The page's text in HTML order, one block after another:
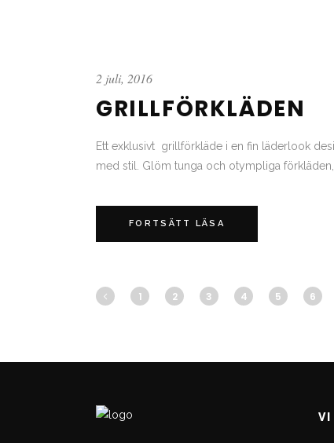
2 juli, 2016
GRILLFÖRKLÄDEN
Ett exklusivt grillförkläde i en fin läderlook
med stil. Glöm tunga och otympliga förkläden,
FORTSÄTT LÄSA
1 2 3 4 5 6
VI